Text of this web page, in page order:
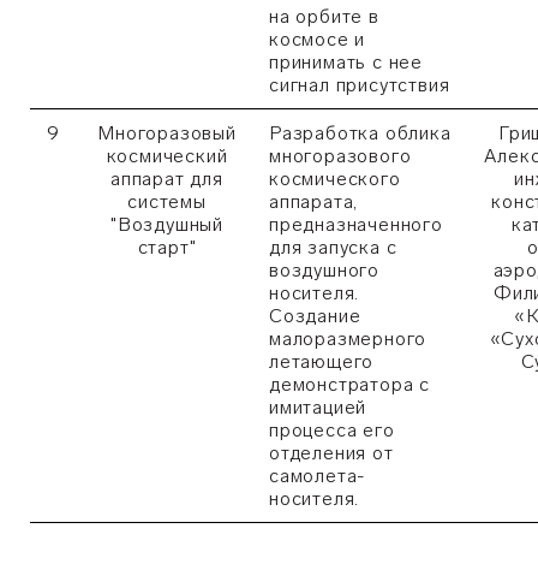
на орбите в
космосе и
принимать с нее
сигнал присутствия
9
Многоразовый
космический
аппарат для
системы
"Воздушный
старт"
Разработка облика
многоразового
космического
аппарата,
предназначенного
для запуска с
воздушного
носителя.
Создание
малоразмерного
летающего
демонстратора с
имитацией
процесса его
отделения от
самолета-
носителя.